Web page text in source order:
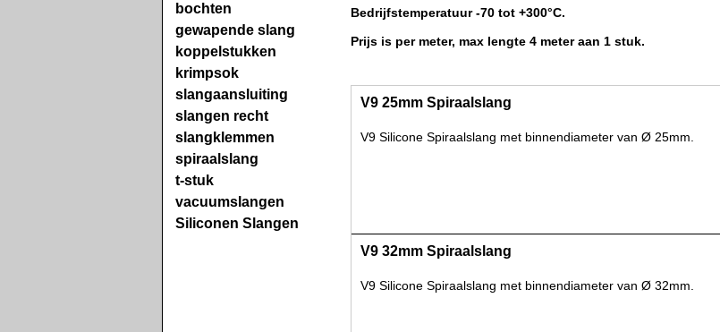
bochten
gewapende slang
koppelstukken
krimpsok
slangaansluiting
slangen recht
slangklemmen
spiraalslang
t-stuk
vacuumslangen
Siliconen Slangen
Bedrijfstemperatuur -70 tot +300°C.
Prijs is per meter, max lengte 4 meter aan 1 stuk.
V9 25mm Spiraalslang
V9 Silicone Spiraalslang met binnendiameter van Ø 25mm.
V9 32mm Spiraalslang
V9 Silicone Spiraalslang met binnendiameter van Ø 32mm.